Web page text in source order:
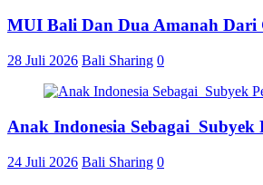
MUI Bali Dan Dua Amanah Dari
28 Juli 2026 Bali Sharing 0
Anak Indonesia Sebagai Subyek
24 Juli 2026 Bali Sharing 0